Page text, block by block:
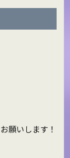
願いします！